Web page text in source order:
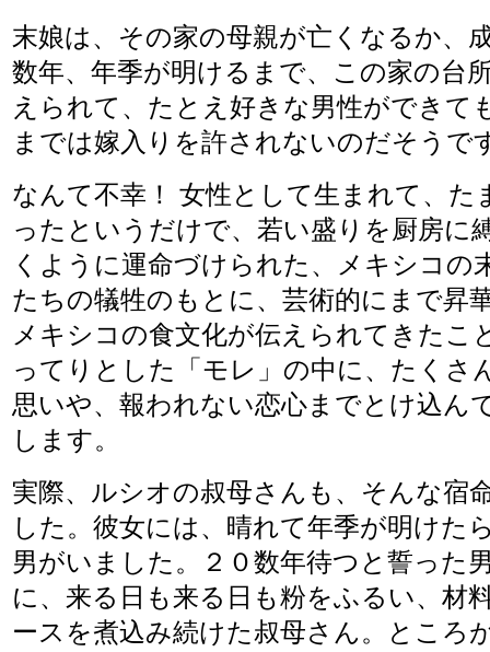
末娘は、その家の母親が亡くなるか、
数年、年季が明けるまで、この家の台
えられて、たとえ好きな男性ができて
までは嫁入りを許されないのだそうで
なんて不幸！ 女性として生まれて、た
ったというだけで、若い盛りを厨房に
くように運命づけられた、メキシコの
たちの犠牲のもとに、芸術的にまで昇
メキシコの食文化が伝えられてきたこ
ってりとした「モレ」の中に、たくさ
思いや、報われない恋心までとけ込ん
します。
実際、ルシオの叔母さんも、そんな宿
した。彼女には、晴れて年季が明けた
男がいました。２０数年待つと誓った
に、来る日も来る日も粉をふるい、材
ースを煮込み続けた叔母さん。ところ